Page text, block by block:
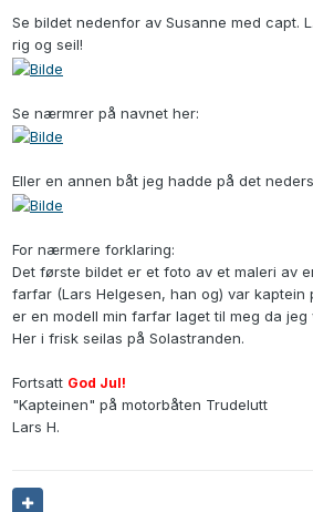
Se bildet nedenfor av Susanne med capt.
rig og seil!
Se nærmrer på navnet her:
Eller en annen båt jeg hadde på det
For nærmere forklaring:
Det første bildet er et foto av et maleri av
farfar (Lars Helgesen, han og) var kaptein
er en modell min farfar laget til meg da jeg
Her i frisk seilas på Solastranden.
Fortsatt God Jul!
"Kapteinen" på motorbåten Trudelutt
Lars H.